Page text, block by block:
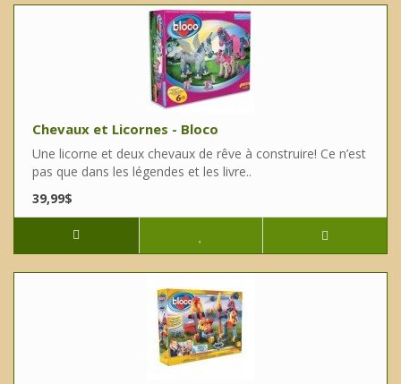
Chevaux et Licornes - Bloco
Une licorne et deux chevaux de rêve à construire! Ce n’est
pas que dans les légendes et les livre..
39,99$